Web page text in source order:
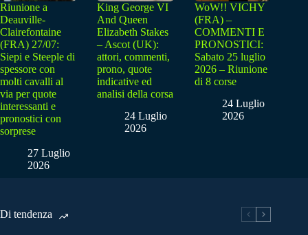
Riunione a
Deauville-
Clairefontaine
(FRA) 27/07:
Siepi e Steeple di
spessore con
molti cavalli al
via per quote
interessanti e
pronostici con
sorprese
27 Luglio
2026
King George VI
And Queen
Elizabeth Stakes
– Ascot (UK):
attori, commenti,
prono, quote
indicative ed
analisi della corsa
24 Luglio
2026
WoW!! VICHY
(FRA) –
COMMENTI E
PRONOSTICI:
Sabato 25 luglio
2026 – Riunione
di 8 corse
24 Luglio
2026
Di tendenza